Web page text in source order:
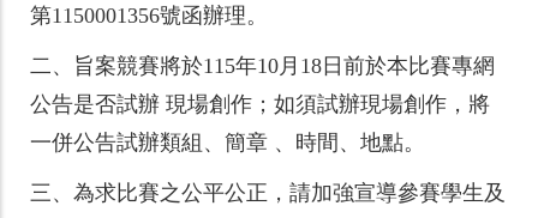
第1150001356號函辦理。
二、 旨案競賽將於115年10月18日前於本比賽專網
公告是否試辦 現場創作；如須試辦現場創作，將
一併公告試辦類組、簡章 、時間、地點。
三、 為求比賽之公平公正，請加強宣導參賽學生及